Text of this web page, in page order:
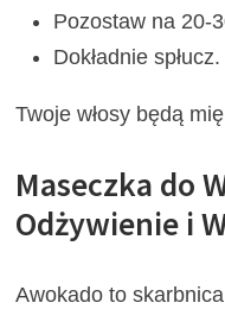
Pozostaw na 20-
Dokładnie spłucz.
Twoje włosy będą
Maseczka do
Odżywienie i
Awokado to